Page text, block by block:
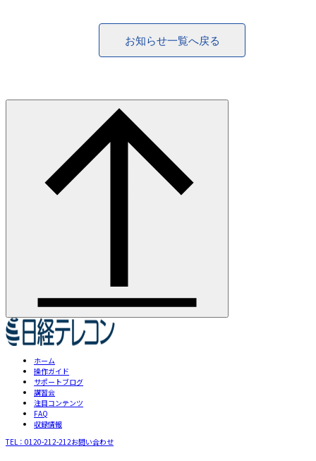
お知らせ一覧へ戻る
ホーム
操作ガイド
サポートブログ
講習会
注目コンテンツ
FAQ
収録情報
TEL： 0120-212-212お問い合わせ